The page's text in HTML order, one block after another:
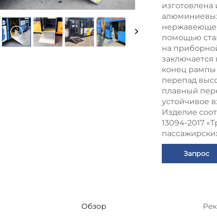
помощью
на
конец рампы
перепад
плавный
устойчивое
Изделие
13094-2017
Запрос
Обзор